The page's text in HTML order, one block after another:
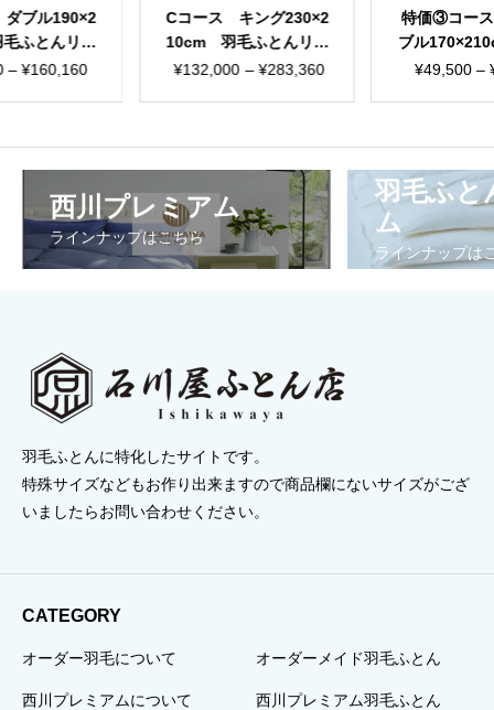
ブル190×2
ふとんリフ
国産生地
– ¥160,160
価
¥77,000
¥160,160
Cコース キング230×2
10cm 羽毛ふとんリフ
ォーム 国産生地
¥132,000 – ¥283,360
価
¥132,000
¥283,360
特価③コー
ブル
ふとんリフ
¥49,500 –
価
–
西川プレミアム
ラインナップはこちら
羽毛ふと
ム
ラインナップは
羽毛ふとんに特化したサイトです。
特殊サイズなどもお作り出来ますので商品欄にないサイズがござ
いましたらお問い合わせください。
CATEGORY
オーダー羽毛について オーダーメイド羽毛ふとん
西川プレミアムについて 西川プレミアム羽毛ふとん